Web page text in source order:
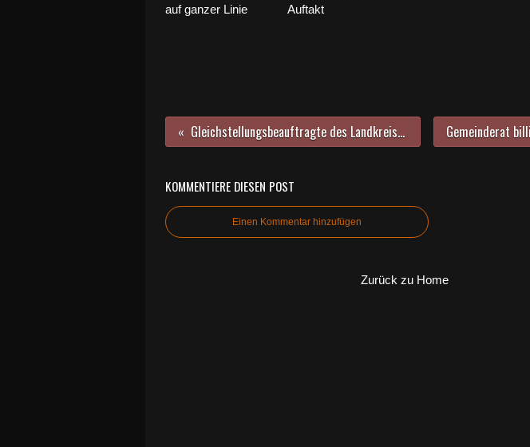
auf ganzer Linie
Auftakt
Gleichstellungsbeauftragte des Landkreises Würzburg stellte dem Gemeinderat die Schwerpunkte ihrer Arbeit vor - Carmen Schiller fordert Bau eines Frauenhauses im Landkreis
KOMMENTIERE DIESEN POST
Einen Kommentar hinzufügen
Zurück zu Home